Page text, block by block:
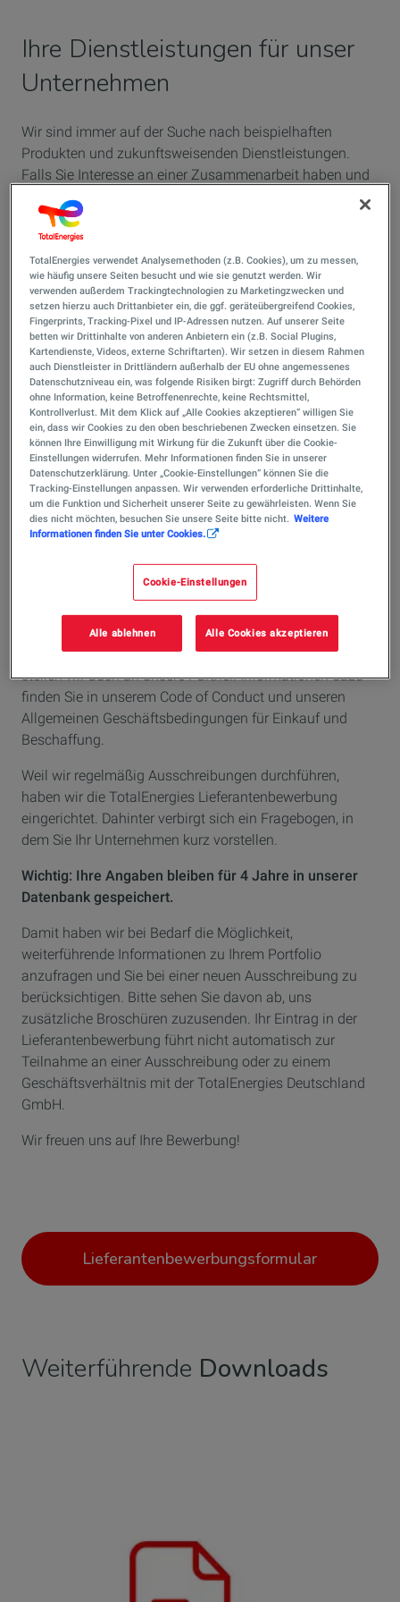
Ihre Dienstleistungen für unser
Unternehmen
Wir sind immer auf der Suche nach beispielhaften
Produkten und zukunftsweisenden Dienstleistungen.
Falls Sie Interesse an einer Zusammenarbeit haben und
eine der folgenden Leistungen anbieten, nehmen wir Ihre
Bewerbung gerne entgegen:
AC/DC Ladeinfrastruktur
Transportleistungen
Produkte und Dienstleistungen im Bereich IT und
Telefonie
Point of Sale-Ausstattung
Bauleistungen
Schulungen und Seminare
Beratung
Ingenieur- und Architektenleistungen
Verkaufsfördernde Maßnahmen
Wie wir uns eine
Zusammenarbeit vorstellen?
Nicht immer benötigen wir alle Produkte und
Dienstleistungen, die man uns anbietet. Die
Anforderungen, die wir an uns und unsere Arbeit stellen,
stellen wir auch an unsere Partner. Informationen dazu
finden Sie in unserem Code of Conduct und unseren
Allgemeinen Geschäftsbedingungen für Einkauf und
Beschaffung.
Weil wir regelmäßig Ausschreibungen durchführen,
haben wir die TotalEnergies Lieferantenbewerbung
eingerichtet. Dahinter verbirgt sich ein Fragebogen, in
dem Sie Ihr Unternehmen kurz vorstellen.
Wichtig: Ihre Angaben bleiben für 4 Jahre in unserer
Datenbank gespeichert.
Damit haben wir bei Bedarf die Möglichkeit,
weiterführende Informationen zu Ihrem Portfolio
anzufragen und Sie bei einer neuen Ausschreibung zu
berücksichtigen. Bitte sehen Sie davon ab, uns
zusätzliche Broschüren zuzusenden. Ihr Eintrag in der
Lieferantenbewerbung führt nicht automatisch zur
Teilnahme an einer Ausschreibung oder zu einem
Geschäftsverhältnis mit der TotalEnergies Deutschland
GmbH.
Wir freuen uns auf Ihre Bewerbung!
Lieferantenbewerbungsformular
Weiterführende Downloads
TotalEnergies verwendet Analysemethoden (z.B. Cookies), um zu messen,
wie häufig unsere Seiten besucht und wie sie genutzt werden. Wir
verwenden außerdem Trackingtechnologien zu Marketingzwecken und
setzen hierzu auch Drittanbieter ein, die ggf. geräteübergreifend Cookies,
Fingerprints, Tracking-Pixel und IP-Adressen nutzen. Auf unserer Seite
betten wir Drittinhalte von anderen Anbietern ein (z.B. Social Plugins,
Kartendienste, Videos, externe Schriftarten). Wir setzen in diesem Rahmen
auch Dienstleister in Drittländern außerhalb der EU ohne angemessenes
Datenschutzniveau ein, was folgende Risiken birgt: Zugriff durch Behörden
ohne Information, keine Betroffenenrechte, keine Rechtsmittel,
Kontrollverlust. Mit dem Klick auf „Alle Cookies akzeptieren“ willigen Sie
ein, dass wir Cookies zu den oben beschriebenen Zwecken einsetzen. Sie
können Ihre Einwilligung mit Wirkung für die Zukunft über die Cookie-
Einstellungen widerrufen. Mehr Informationen finden Sie in unserer
Datenschutzerklärung. Unter „Cookie-Einstellungen“ können Sie die
Tracking-Einstellungen anpassen. Wir verwenden erforderliche Drittinhalte,
um die Funktion und Sicherheit unserer Seite zu gewährleisten. Wenn Sie
dies nicht möchten, besuchen Sie unsere Seite bitte nicht. Weitere
Informationen finden Sie unter Cookies.
Cookie-Einstellungen
Alle ablehnen Alle Cookies akzeptieren